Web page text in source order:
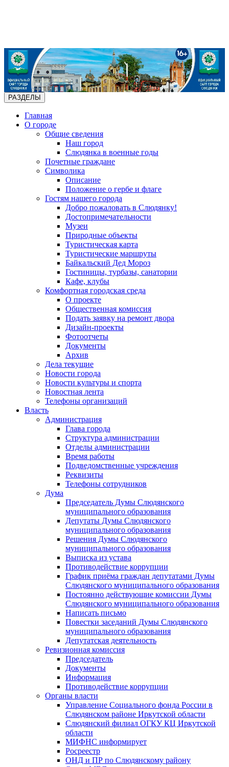
РАЗДЕЛЫ
Главная
О городе
Общие сведения
Наш город
Слюдянка в военные годы
Почетные граждане
Символика
Описание
Положение о гербе и флаге
Гостям нашего города
Добро пожаловать в Слюдянку!
Достопримечательности
Музеи
Природные объекты
Туристическая карта
Туристические маршруты
Байкальский Дед Мороз
Гостиницы, турбазы, санатории
Кафе, клубы
Комфортная городская среда
О проекте
Общественная комиссия
Подать заявку на ремонт двора
Дизайн-проекты
Фотоотчеты
Документы
Архив
Дела текущие
Новости города
Новости культуры и спорта
Новостная лента
Телефоны организаций
Власть
Администрация
Глава города
Структура администрации
Отделы администрации
Время работы
Подведомственные учреждения
Реквизиты
Телефоны сотрудников
Дума
Председатель Думы Слюдянского
муниципального образования
Депутаты Думы Слюдянского
муниципального образования
Решения Думы Слюдянского
муниципального образования
Выписка из устава
Противодействие коррупции
График приёма граждан депутатами Думы
Слюдянского муниципального образования
Постоянно действующие комиссии Думы
Слюдянского муниципального образования
Написать письмо
Повестки заседаний Думы Слюдянского
муниципального образования
Депутатская деятельность
Ревизионная комиссия
Председатель
Документы
Информация
Противодействие коррупции
Органы власти
Управление Социального фонда России в
Слюдянском районе Иркутской области
Слюдянский филиал ОГКУ КЦ Иркутской
области
МИФНС информирует
Росреестр
ОНД и ПР по Слюдянскому району